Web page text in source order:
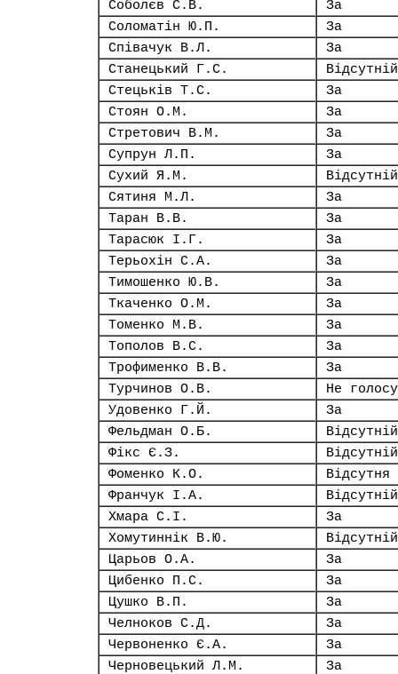
Соболєв С.В.
За
Соломатін Ю.П.
За
Співачук В.Л.
За
Станецький Г.С.
Відсутній
Стецьків Т.С.
За
Стоян О.М.
За
Стретович В.М.
За
Супрун Л.П.
За
Сухий Я.М.
Відсутній
Сятиня М.Л.
За
Таран В.В.
За
Тарасюк І.Г.
За
Терьохін С.А.
За
Тимошенко Ю.В.
За
Ткаченко О.М.
За
Томенко М.В.
За
Тополов В.С.
За
Трофименко В.В.
За
Турчинов О.В.
Не
Удовенко Г.Й.
За
Фельдман О.Б.
Відсутній
Фікс Є.З.
Відсутній
Фоменко К.О.
Відсутня
Франчук І.А.
Відсутній
Хмара С.І.
За
Хомутиннік В.Ю.
Відсутній
Царьов О.А.
За
Цибенко П.С.
За
Цушко В.П.
За
Челноков С.Д.
За
Червоненко Є.А.
За
Черновецький Л.М.
За